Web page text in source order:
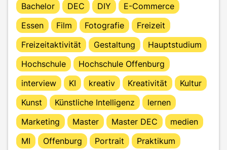
Bachelor
DEC DIY
E-Commerce
Essen
Film Fotografie
Freizeit
Freizeitaktivität
Gestaltung
Hauptstudium
Hochschule
Hochschule Offenburg
interview
KI kreativ Kreativität
Kultur
Kunst
Künstliche Intelligenz
lernen
Marketing
Master Master DEC
medien
MI
Offenburg Portrait
Praktikum